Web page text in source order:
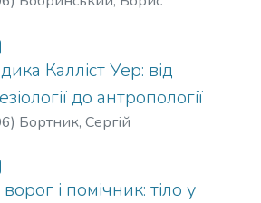
Калліст Уер: від
до антропології
) Бортник, Сергій
і помічник: тіло у